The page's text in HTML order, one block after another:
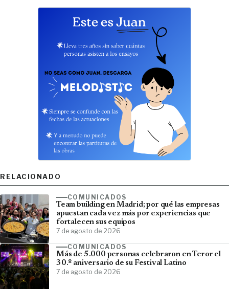
RELACIONADO
COMUNICADOS
Team building en Madrid; por qué las empresas
apuestan cada vez más por experiencias que
fortalecen sus equipos
7 de agosto de 2026
COMUNICADOS
Más de 5.000 personas celebraron en Teror el
30.º aniversario de su Festival Latino
7 de agosto de 2026